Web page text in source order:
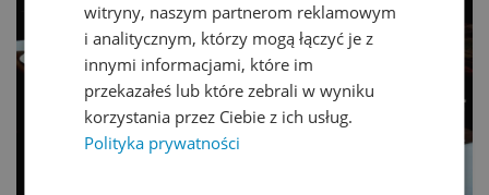
witryny, naszym partnerom reklamowym
i analitycznym, którzy mogą łączyć je z
innymi informacjami, które im
przekazałeś lub które zebrali w wyniku
korzystania przez Ciebie z ich usług.
Polityka prywatności